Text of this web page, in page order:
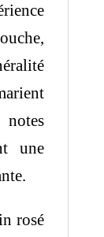
notes
une
rosé